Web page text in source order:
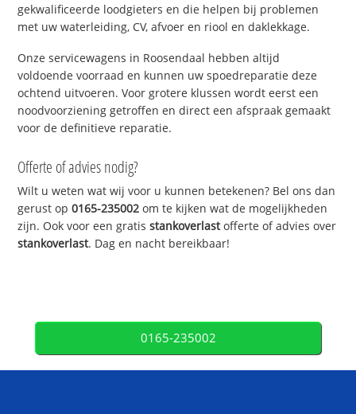
gekwalificeerde loodgieters en die helpen bij problemen
met uw waterleiding, CV, afvoer en riool en daklekkage.
Onze servicewagens in Roosendaal hebben altijd
voldoende voorraad en kunnen uw spoedreparatie deze
ochtend uitvoeren. Voor grotere klussen wordt eerst een
noodvoorziening getroffen en direct een afspraak gemaakt
voor de definitieve reparatie.
Offerte of advies nodig?
Wilt u weten wat wij voor u kunnen betekenen? Bel ons dan
gerust op0165-235002 om te kijken wat de mogelijkheden
zijn. Ook voor een gratisstankoverlastofferte of advies over
stankoverlast. Dag en nacht bereikbaar!
0165-235002